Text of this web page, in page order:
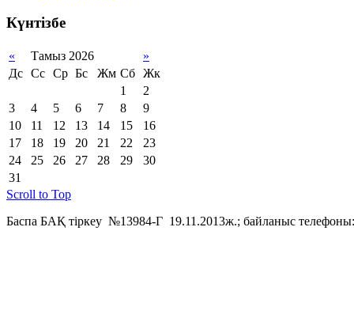
Күнтізбе
« Тамыз 2026
»
Дс Сс Ср Бс Жм Сб Жк
1
2
3
4 5 6 7 8
9
10
11 12 13 14 15
16
17
18 19 20 21 22
23
24
25 26 27 28 29
30
31
Scroll to Top
Баспа БАҚ тіркеу №13984-Г 19.11.2013ж.; байланыс